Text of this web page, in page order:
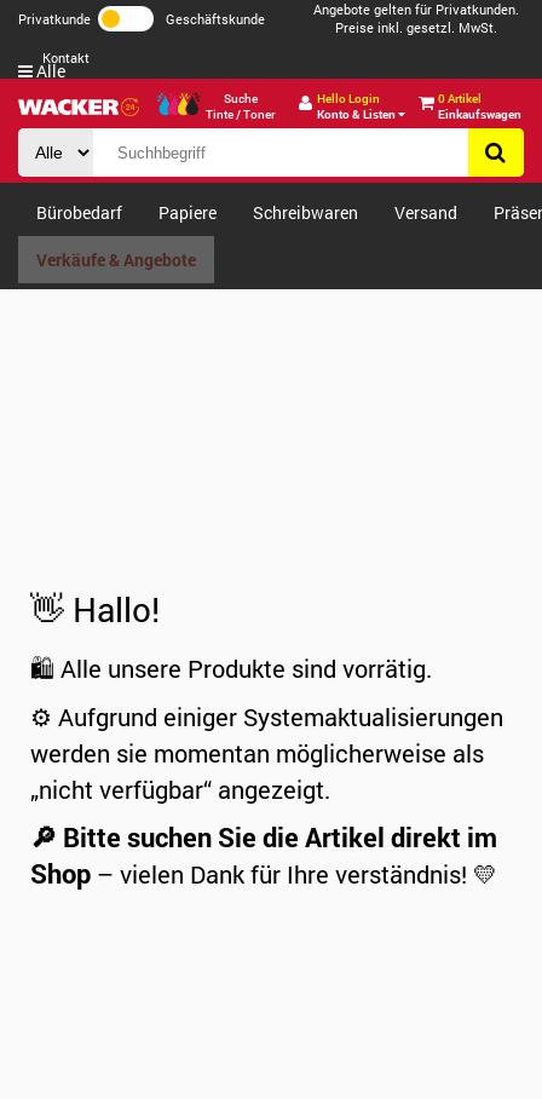
Privatkunde Geschäftskunde
Angebote gelten für Privatkunden.
Preise inkl. gesetzl. MwSt.
Kontakt
Suche
Tinte / Toner
Hello Login
Konto & Listen
0 Artikel
Einkaufswagen
Alle
Bürobedarf Papiere Schreibwaren Versand
Verkäufe & Angebote
👋 Hallo!
🛍️ Alle unsere Produkte sind vorrätig.
⚙️ Aufgrund einiger Systemaktualisierungen
werden sie momentan möglicherweise als
„nicht verfügbar“ angezeigt.
🔎 Bitte suchen Sie die Artikel direkt im
Shop – vielen Dank für Ihre verständnis! 💛